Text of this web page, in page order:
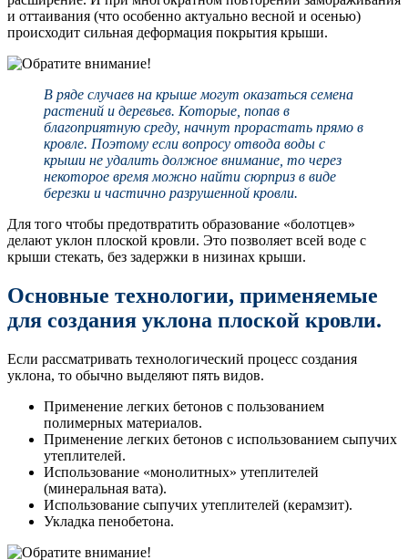
и оттаивания (что особенно актуально весной и осенью)
происходит сильная деформация покрытия крыши.
В ряде случаев на крыше могут оказаться семена
растений и деревьев. Которые, попав в
благоприятную среду, начнут прорастать прямо в
кровле. Поэтому если вопросу отвода воды с
крыши не удалить должное внимание, то через
некоторое время можно найти сюрприз в виде
березки и частично разрушенной кровли.
Для того чтобы предотвратить образование «болотцев»
делают уклон плоской кровли. Это позволяет всей воде с
крыши стекать, без задержки в низинах крыши.
Основные технологии, применяемые
для создания уклона плоской кровли.
Если рассматривать технологический процесс создания
уклона, то обычно выделяют пять видов.
Применение легких бетонов с пользованием
полимерных материалов.
Применение легких бетонов с использованием сыпучих
утеплителей.
Использование «монолитных» утеплителей
(минеральная вата).
Использование сыпучих утеплителей (керамзит).
Укладка пенобетона.